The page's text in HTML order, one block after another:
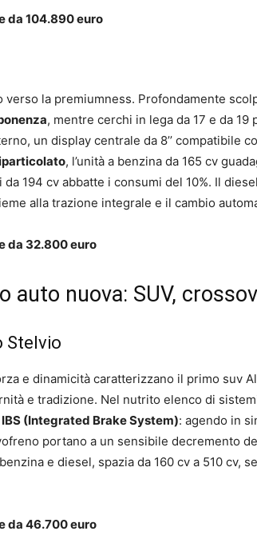
da 104.890 euro
verso la premiumness. Profondamente
, mentre cerchi in lega da 17 e da
un display centrale da 8’’ compatibile
, l’unità a benzina da 165 cv
194 cv abbatte i consumi del 10%. Il
alla trazione integrale e il cambio
da 32.800 euro
auto nuova: SUV,
Stelvio
e dinamicità caratterizzano il primo suv
e tradizione. Nel nutrito elenco di
(Integrated Brake System): agendo in
portano a un sensibile decremento
e diesel, spazia da 160 cv a 510 cv,
da 46.700 euro